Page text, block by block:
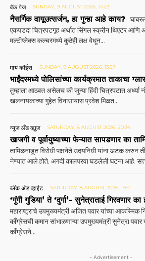
बॅक पेज SUNDAY, 9 AUGUST 2026, 14:23
नैसर्गिक वायूउत्सर्जन, हा गुन्हा आहे काय?
एकपडदा चित्रपटगृह अर्थात सिंगल स्क्रीन थिएटर आणि
मल्टीप्लेक्स कल्चरमध्ये कुठेही लक्ष वेधून...
माय व्हॉईस SUNDAY, 9 AUGUST 2026, 13:27
भाईंदरमध्ये पोलिसांच्या कार्यक्रमात ताकाचा
तुम्हाला आठवत असेलच की जुन्या हिंदी चित्रपटात अर्ध्या
खलनायकाच्या गुहेत विनासायास प्रवेश मिळत...
न्यूज अँड व्ह्यूज SATURDAY, 8 AUGUST 2026, 20:34
खाजगी व पूर्वायुष्याच्या फेऱ्यात सापडणार का
तामिळनाडूत विरोधी पक्षनेते उदयनिधी यांना अटक करुन
नेण्यात आले होते. अगदी कालपरवा घडलेली घटना आहे.
ब्लॅक अँड व्हाईट SATURDAY, 8 AUGUST 2026, 19:41
‘गुंगी गुडिया’ ते ‘दुर्गा’- सुनेत्राताई गिरवणार का
महाराष्ट्राचे उपमुख्यमंत्री अजित पवार यांच्या आकस्मिक
काँग्रेसची कमान सांभाळणाऱ्या उपमुख्यमंत्री सुनेत्रा पवार
काँग्रेसने...
- Advertisement -